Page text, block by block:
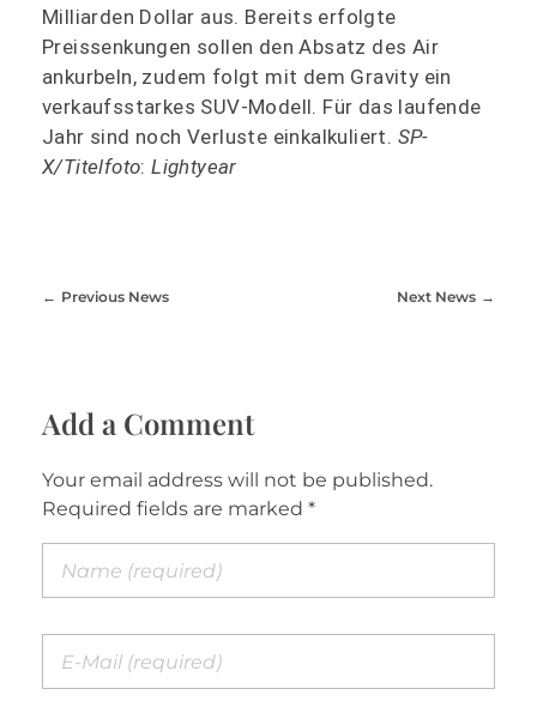
Milliarden Dollar aus. Bereits erfolgte
Preissenkungen sollen den Absatz des Air
ankurbeln, zudem folgt mit dem Gravity ein
verkaufsstarkes SUV-Modell. Für das laufende
Jahr sind noch Verluste einkalkuliert. SP-
X/Titelfoto:Lightyear
Previous News Next News
Add a Comment
Your email address will not be published.
Required fields are marked *